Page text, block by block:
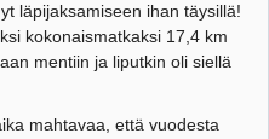
läpijaksamiseen ihan täysillä!
kokonaismatkaksi 17,4 km
mentiin ja liputkin oli siellä
mahtavaa, että vuodesta